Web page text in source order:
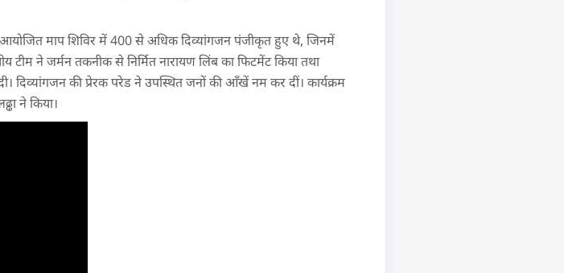
आयोजित माप शिविर में 400 से अधिक दिव्यांगजन पंजीकृत हुए थे, जिनमें
टीम ने जर्मन तकनीक से निर्मित नारायण लिंब का फिटमेंट किया तथा
दिव्यांगजन की प्रेरक परेड ने उपस्थित जनों की आँखें नम कर दीं। कार्यक्रम
ने किया।